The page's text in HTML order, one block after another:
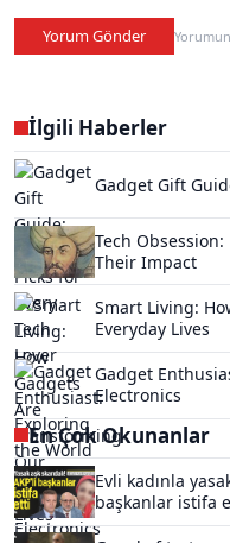
Yorum Gönder
İlgili Haberler
Gadget Gift
Tech
Their Impact
Smart Living:
Everyday Lives
Gadget
Electronics
En Çok Okunanlar
Evli kadınla
başkanlar istifa